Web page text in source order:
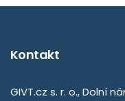
Kontakt
GIVT.cz s. r. o., Dolní